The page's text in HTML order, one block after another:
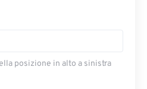
posizione in alto a sinistra